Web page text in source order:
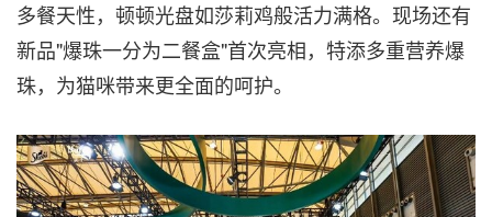
多餐天性，顿顿光盘如莎莉鸡般活力满格。现场还有
新品"爆珠一分为二餐盒"首次亮相，特添多重营养爆
珠，为猫咪带来更全面的呵护。